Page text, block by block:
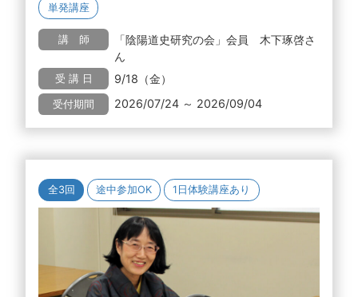
単発講座
講 師
「陰陽道史研究の会」会員 木下琢啓さ
ん
受 講 日 9/18（金）
受付期間 2026/07/24 ～ 2026/09/04
全3回 途中参加OK 1日体験講座あり